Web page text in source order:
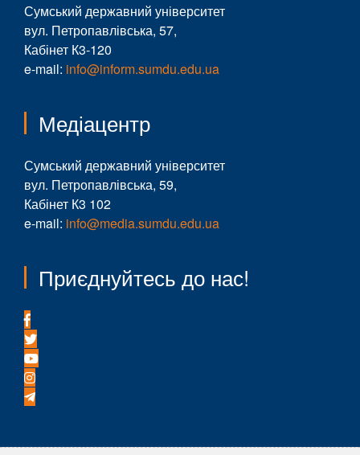
Сумський державний університет
вул. Петропавлівська, 57,
Кабінет К3-120
e-mail: info@inform.sumdu.edu.ua
Медіацентр
Сумський державний університет
вул. Петропавлівська, 59,
Кабінет К3 102
e-mail: info@media.sumdu.edu.ua
Приєднуйтесь до нас!